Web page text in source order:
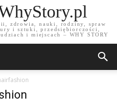
zdrowia, nauki, rodziny, spraw
i sztuki, przedsiębiorczości,
i miejscach – WHY STORY